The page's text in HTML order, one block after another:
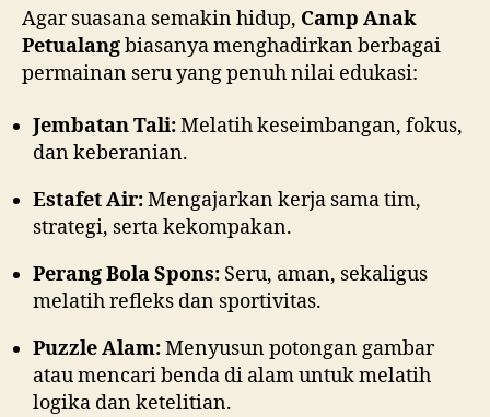
Agar suasana semakin hidup, Camp Anak
Petualangbiasanya menghadirkan berbagai
permainan seru yang penuh nilai edukasi:
Jembatan Tali:Melatih keseimbangan, fokus,
dan keberanian.
Estafet Air:Mengajarkan kerja sama tim,
strategi, serta kekompakan.
Perang Bola Spons: Seru, aman, sekaligus
melatih refleks dan sportivitas.
Puzzle Alam:Menyusun potongan gambar
atau mencari benda di alam untuk melatih
logika dan ketelitian.